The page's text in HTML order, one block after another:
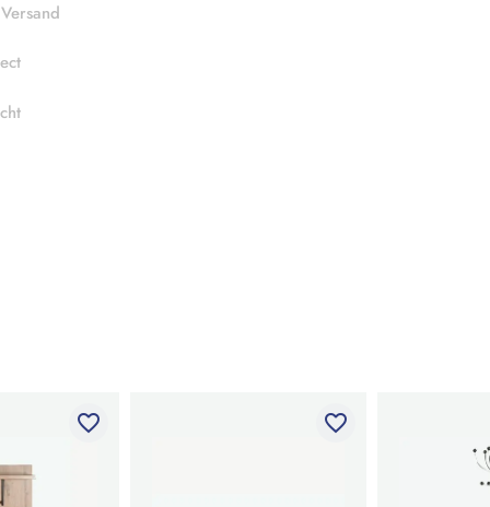
favorite_border favorite_border